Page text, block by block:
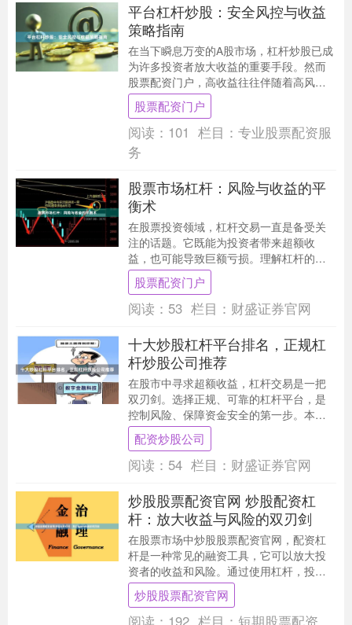
平台杠杆炒股：安全风控与收益
策略指南
在当下瞬息万变的A股市场，杠杆炒股已成
为许多投资者放大收益的重要手段。然而
股票配资门户，高收益往往伴随着高风
险。如何在借助平台杠杆炒股时，既实现
收益最大化，又能....
股票配资门户
阅读： 101 栏目： 专业股票配资服
务
股票市场杠杆：风险与收益的平
衡术
在股票投资领域，杠杆交易一直是备受关
注的话题。它既能为投资者带来超额收
益，也可能导致巨额亏损。理解杠杆的本
质，掌握风险与收益的平衡艺术，是每一
位投资者必须面对的....
股票配资门户
阅读： 53 栏目： 财盛证券官网
十大炒股杠杆平台排名，正规杠
杆炒股公司推荐
在股市中寻求超额收益，杠杆交易是一把
双刃剑。选择正规、可靠的杠杆平台，是
控制风险、保障资金安全的第一步。本文
将结合市场口碑、资金实力、风控水平等
因素，为您梳理当....
配资炒股公司
阅读： 54 栏目： 财盛证券官网
炒股股票配资官网 炒股配资杠
杆：放大收益与风险的双刃剑
在股票市场中炒股股票配资官网，配资杠
杆是一种常见的融资工具，它可以放大投
资者的收益和风险。通过使用杠杆，投资
者可以用比自己实际资金更多倍的资金进
行交易。 * *....
炒股股票配资官网
阅读： 192 栏目： 短期股票配资